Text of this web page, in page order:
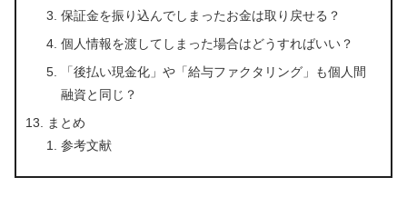
保証金を振り込んでしまったお金は取り戻せる？
個人情報を渡してしまった場合はどうすればいい？
「後払い現金化」や「給与ファクタリング」も個人間
融資と同じ？
まとめ
参考文献